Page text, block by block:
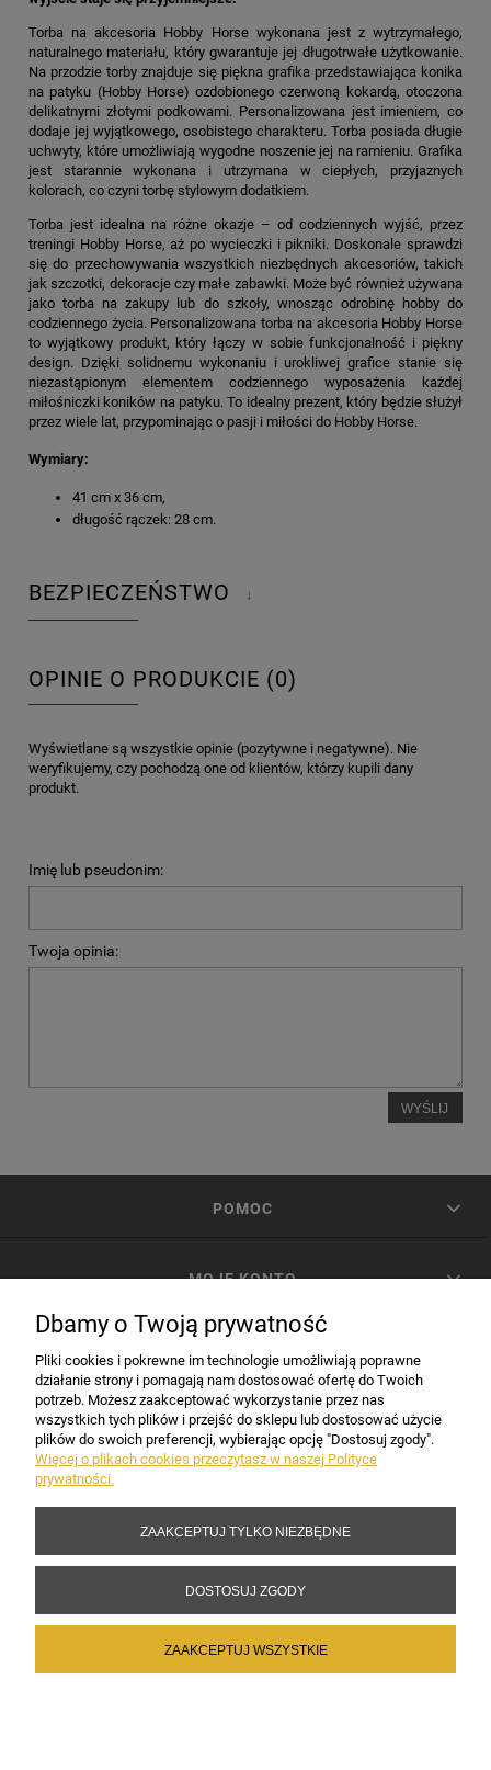
Torba na akcesoria Hobby Horse wykonana jest z wytrzymałego,
naturalnego materiału, który gwarantuje jej długotrwałe użytkowanie.
Na przodzie torby znajduje się piękna grafika przedstawiająca konika
na patyku (Hobby Horse) ozdobionego czerwoną kokardą, otoczona
delikatnymi złotymi podkowami. Personalizowana jest imieniem, co
dodaje jej wyjątkowego, osobistego charakteru. Torba posiada długie
uchwyty, które umożliwiają wygodne noszenie jej na ramieniu. Grafika
jest starannie wykonana i utrzymana w ciepłych, przyjaznych
kolorach, co czyni torbę stylowym dodatkiem.
Torba jest idealna na różne okazje – od codziennych wyjść, przez
treningi Hobby Horse, aż po wycieczki i pikniki. Doskonale sprawdzi
się do przechowywania wszystkich niezbędnych akcesoriów, takich
jak szczotki, dekoracje czy małe zabawki. Może być również używana
jako torba na zakupy lub do szkoły, wnosząc odrobinę hobby do
codziennego życia. Personalizowana torba na akcesoria Hobby Horse
to wyjątkowy produkt, który łączy w sobie funkcjonalność i piękny
design. Dzięki solidnemu wykonaniu i urokliwej grafice stanie się
niezastąpionym elementem codziennego wyposażenia każdej
miłośniczki koników na patyku. To idealny prezent, który będzie służył
przez wiele lat, przypominając o pasji i miłości do Hobby Horse.
Wymiary:
41 cm x 36 cm,
długość rączek: 28 cm.
BEZPIECZEŃSTWO ↓
OPINIE O PRODUKCIE (0)
Wyświetlane są wszystkie opinie (pozytywne i negatywne). Nie
weryfikujemy, czy pochodzą one od klientów, którzy kupili dany
produkt.
Imię lub pseudonim:
Twoja opinia:
WYŚLIJ
POMOC
MOJE KONTO
INFORMACJE
Copyright 2017-2026 Sakramento.pl
Dbamy o Twoją prywatność
Pliki cookies i pokrewne im technologie umożliwiają poprawne
działanie strony i pomagają nam dostosować ofertę do Twoich
potrzeb. Możesz zaakceptować wykorzystanie przez nas
wszystkich tych plików i przejść do sklepu lub dostosować użycie
plików do swoich preferencji, wybierając opcję "Dostosuj zgody".
Więcej o plikach cookies przeczytasz w naszej Polityce
prywatności.
ZAAKCEPTUJ TYLKO NIEZBĘDNE
DOSTOSUJ ZGODY
ZAAKCEPTUJ WSZYSTKIE